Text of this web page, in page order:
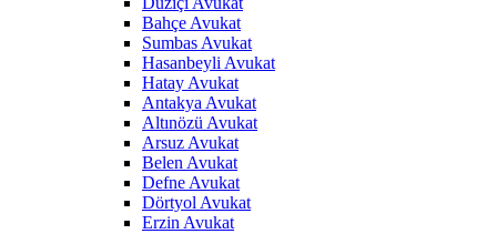
Bahçe Avukat
Sumbas Avukat
Hasanbeyli Avukat
Hatay Avukat
Antakya Avukat
Altınözü Avukat
Arsuz Avukat
Belen Avukat
Defne Avukat
Dörtyol Avukat
Erzin Avukat